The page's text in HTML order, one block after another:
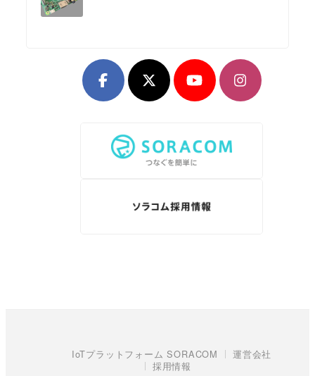
IoTプラットフォーム SORACOM
運営会社
採用情報